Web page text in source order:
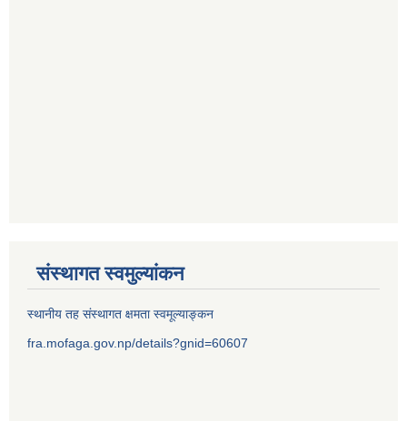
संस्थागत स्वमुल्यांकन
स्थानीय तह संस्थागत क्षमता स्वमूल्याङ्कन
fra.mofaga.gov.np/details?gnid=60607